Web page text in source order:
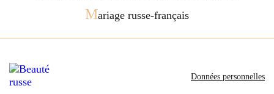
Mariage russe-français
Données personnelles